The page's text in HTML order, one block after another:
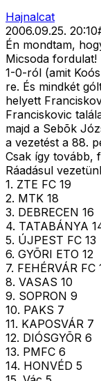
Hajnalcat
2006.09.25. 20:10
Én mondtam,
Micsoda fordulat!
1-0-ról (amit
re. És mindkét
helyett
Franciskovic
majd a Sebõk
a vezetést a 88.
Csak így tovább,
Ráadásul
1. ZTE FC 19
2. MTK 18
3. DEBRECEN 16
4. TATABÁNYA
5. ÚJPEST FC 13
6. GYÕRI ETO 12
7. FEHÉRVÁR FC
8. VASAS 10
9. SOPRON 9
10. PAKS 7
11. KAPOSVÁR 7
12. DIÓSGYÕR 6
13. PMFC 6
14. HONVÉD 5